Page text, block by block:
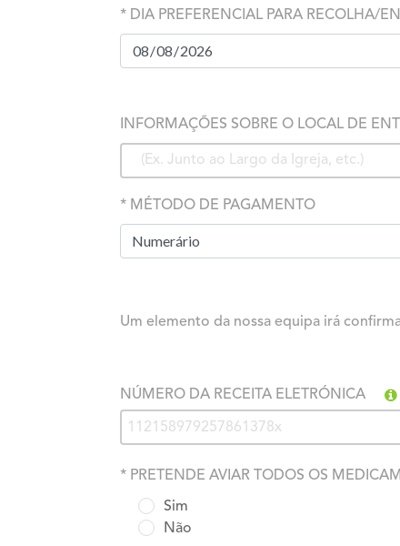
* DIA PREFERENCIAL PARA RECOLHA/
INFORMAÇÕES SOBRE O LOCAL DE
* MÉTODO DE PAGAMENTO
Um elemento da nossa equipa irá
NÚMERO DA RECEITA ELETRÓNICA
* PRETENDE AVIAR TODOS OS
Sim
Não